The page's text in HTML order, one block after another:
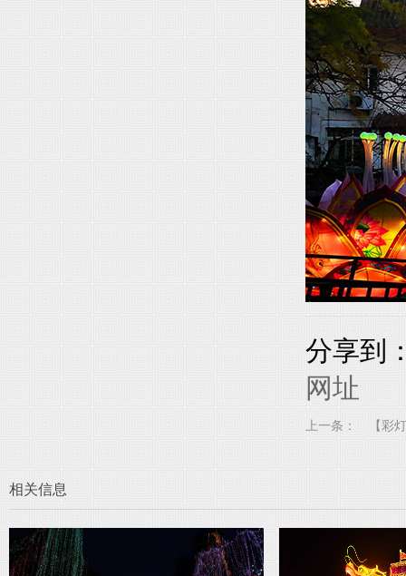
分享到
网址
上一条：
相关信息